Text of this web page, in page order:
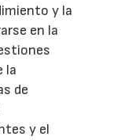
y la
en la
la
de
y el